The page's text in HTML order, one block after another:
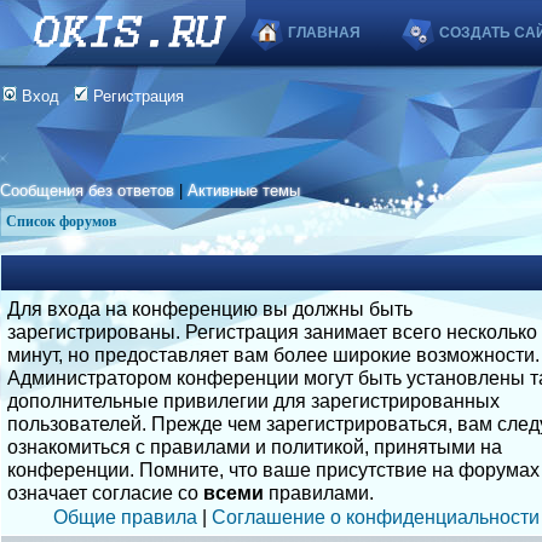
ГЛАВНАЯ СОЗДАТЬ
Вход Регистрация
Сообщения без ответов |Активные темы
Список форумов
Для входа на конференцию вы должны быть
зарегистрированы. Регистрация занимает всего несколько
минут, но предоставляет вам более широкие возможности.
Администратором конференции могут быть установлены
дополнительные привилегии для зарегистрированных
пользователей. Прежде чем зарегистрироваться, вам
ознакомиться с правилами и политикой, принятыми на
конференции. Помните, что ваше присутствие на форумах
означает согласие со всеми правилами.
Общие правила | Соглашение о конфиденциальности